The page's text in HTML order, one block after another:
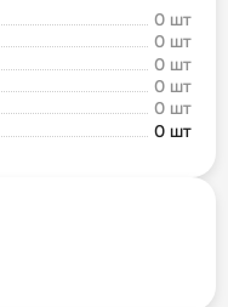
0 шт
0 шт
0 шт
0 шт
0 шт
0 шт